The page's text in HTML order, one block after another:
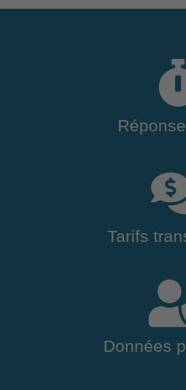
Tarifs
Données